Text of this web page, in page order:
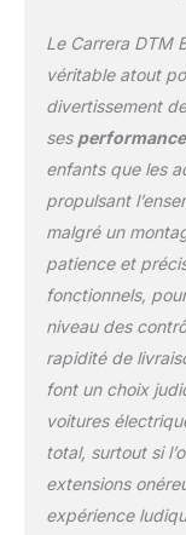
Le Carrera DTM
véritable atout
divertissement
ses
enfants que les
propulsant
malgré un
patience et
fonctionnels,
niveau des
rapidité de
font un choix
voitures
total, surtout si
extensions
expérience